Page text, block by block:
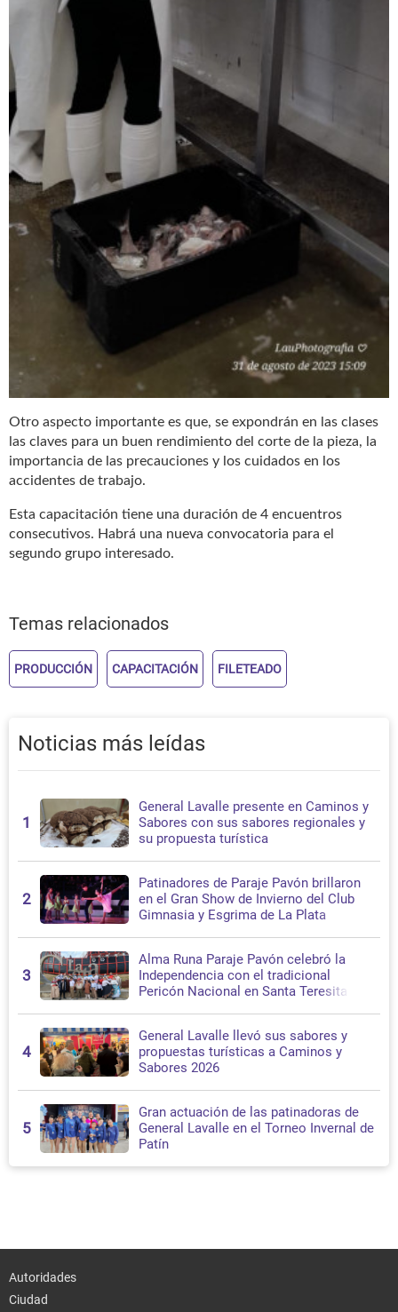
Otro aspecto importante es que, se expondrán en las clases
las claves para un buen rendimiento del corte de la pieza, la
importancia de las precauciones y los cuidados en los
accidentes de trabajo.
Esta capacitación tiene una duración de 4 encuentros
consecutivos. Habrá una nueva convocatoria para el
segundo grupo interesado.
Temas relacionados
PRODUCCIÓN CAPACITACIÓN FILETEADO
Noticias más leídas
1
General Lavalle presente en Caminos y
Sabores con sus sabores regionales y
su propuesta turística
2
Patinadores de Paraje Pavón brillaron
en el Gran Show de Invierno del Club
Gimnasia y Esgrima de La Plata
3
Alma Runa Paraje Pavón celebró la
Independencia con el tradicional
Pericón Nacional en Santa Teresita
4
General Lavalle llevó sus sabores y
propuestas turísticas a Caminos y
Sabores 2026
5
Gran actuación de las patinadoras de
General Lavalle en el Torneo Invernal de
Patín
Autoridades
Ciudad